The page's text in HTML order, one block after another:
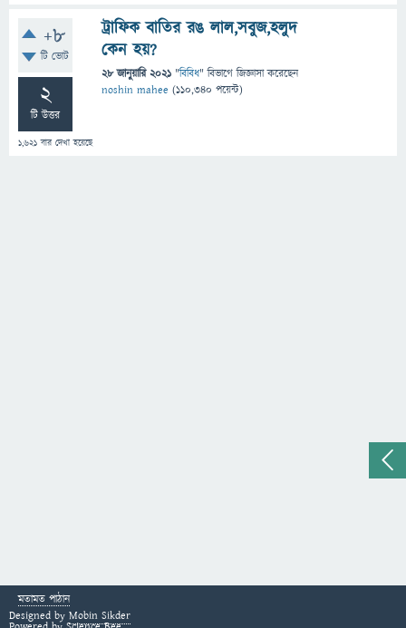
+8
টি ভোট
2
টি উত্তর
1,621 বার দেখা হয়েছে
ট্রাফিক বাতির রঙ লাল,সবুজ,হলুদ
কেন হয়?
28 জানুয়ারি 2021 "বিবিধ" বিভাগে জিজ্ঞাসাকরেছেন
noshin mahee (110,340 পয়েন্ট)
মতামত পাঠান
Designed by Mobin Sikder